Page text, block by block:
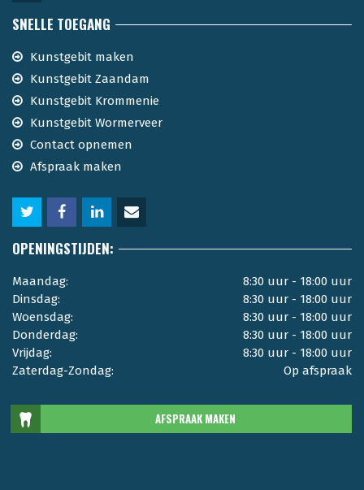
SNELLE TOEGANG
Kunstgebit maken
Kunstgebit Zaandam
Kunstgebit Krommenie
Kunstgebit Wormerveer
Contact opnemen
Afspraak maken
OPENINGSTIJDEN:
Maandag:
8:30 uur - 18:00 uur
Dinsdag:
8:30 uur - 18:00 uur
Woensdag:
8:30 uur - 18:00 uur
Donderdag:
8:30 uur - 18:00 uur
Vrijdag:
8:30 uur - 18:00 uur
Zaterdag-Zondag:
Op afspraak
AFSPRAAK MAKEN